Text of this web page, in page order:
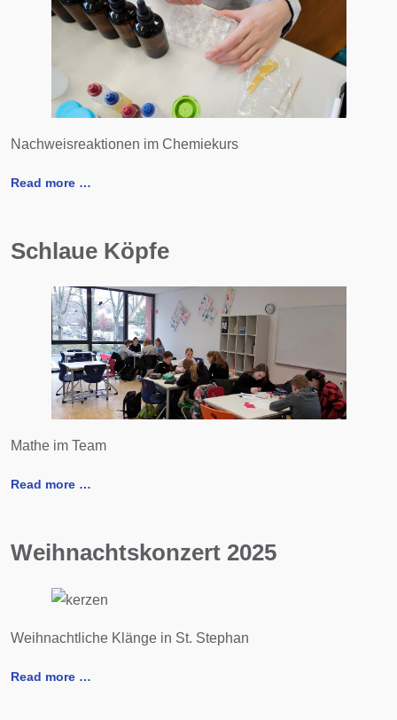
Nachweisreaktionen im Chemiekurs
Read more …
Schlaue Köpfe
Mathe im Team
Read more …
Weihnachtskonzert 2025
Weihnachtliche Klänge in St. Stephan
Read more …